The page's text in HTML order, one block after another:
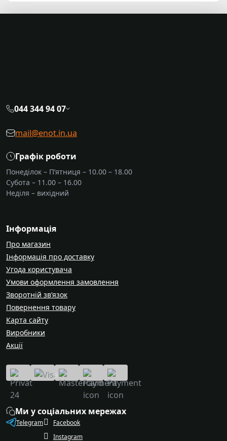
044 344 94 07
mail@enot.in.ua
Графік роботи
Понеділок – П’ятниця – 10.00 – 18.00
Субота – 11.00 – 16.00
Неділя – вихідний
Інформація
Про магазин
Інформація про доставку
Угода користувача
Умови оформлення замовлення
Зворотній зв’язок
Повернення товару
Карта сайту
Виробники
Акції
Ми у соціальних мережах
Telegram
Facebook
Instagram